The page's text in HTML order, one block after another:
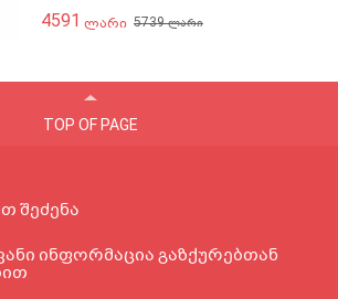
12UW4RMRCA00B-M+AST-
4591 ლარი 5739ლარი
TOP OF PAGE
შეძენა
ინფორმაცია გაზქურებთან